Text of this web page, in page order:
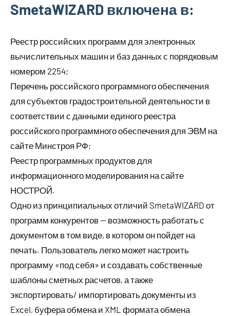
SmetaWIZARD включена в:
Реестр российских программ для электронных
вычислительных машин и баз данных с порядковым
номером 2254;
Перечень российского программного обеспечения
для субъектов градостроительной деятельности в
соответствии с данными единого реестра
российского программного обеспечения для ЭВМ на
сайте Минстроя РФ;
Реестр программных продуктов для
информационного моделирования на сайте
НОСТРОЙ.
Одно из принципиальных отличий SmetaWIZARD от
программ конкурентов — возможность работать с
документом в том виде, в котором он пойдет на
печать. Пользователь легко может настроить
программу «под себя» и создавать собственные
шаблоны сметных расчетов, а также
экспортировать/ импортировать документы из
Exсel, буфера обмена и XML формата обмена